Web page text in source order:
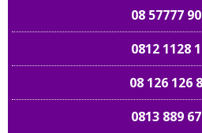
08 57777
0812 1128
08 126 126
0813 889